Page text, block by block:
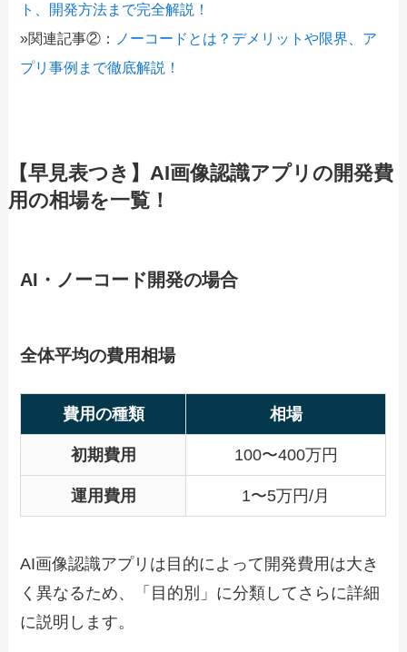
ト、開発方法まで完全解説！
»関連記事②：
ノーコードとは？デメリットや限界、ア
プリ事例まで徹底解説！
【早見表つき】 AI画像認識アプリの開発費
用 の相場を一覧！
AI・ノーコード開発の場合
全体平均の費用相場
費用の種類 相場
初期費用 100〜400万円
運用費用 1〜5万円/月
AI画像認識アプリは目的によって開発費用は大き
く異なるため、「目的別」に分類してさらに詳細
に説明します。